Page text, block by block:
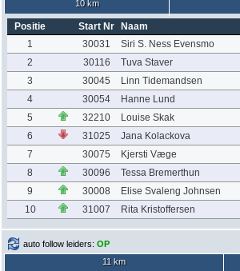
10 km
Positie Start Nr
Naam
1
30031
Siri S. Ness Evensmo
2
30116
Tuva Staver
3
30045
Linn Tidemandsen
4
30054
Hanne Lund
5
32210
Louise Skak
6
31025
Jana Kolackova
7
30075
Kjersti Væge
8
30096
Tessa Bremerthun
9
30008
Elise Svaleng Johnsen
10
31007 Rita Kristoffersen
auto follow leiders: OP
11 km